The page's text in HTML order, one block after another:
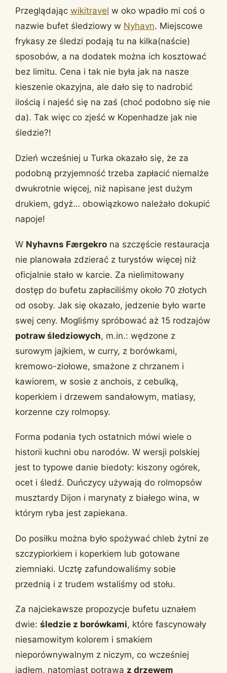
Przeglądając wikitravel w oko wpadło mi coś o
nazwie bufet śledziowy w Nyhavn. Miejscowe
frykasy ze śledzi podają tu na kilka(naście)
sposobów, a na dodatek można ich kosztować
bez limitu. Cena i tak nie była jak na nasze
kieszenie okazyjna, ale dało się to nadrobić
ilością i najeść się na zaś (choć podobno się nie
da). Tak więc co zjeść w Kopenhadze jak nie
śledzie?!
Dzień wcześniej u Turka okazało się, że za
podobną przyjemność trzeba zapłacić niemalże
dwukrotnie więcej, niż napisane jest dużym
drukiem, gdyż… obowiązkowo należało dokupić
napoje!
W Nyhavns Færgekro na szczęście restauracja
nie planowała zdzierać z turystów więcej niż
oficjalnie stało w karcie. Za nielimitowany
dostęp do bufetu zapłaciliśmy około 70 złotych
od osoby. Jak się okazało, jedzenie było warte
swej ceny. Mogliśmy spróbować aż 15 rodzajów
potraw śledziowych, m.in.: wędzone z
surowym jajkiem, w curry, z borówkami,
kremowo-ziołowe, smażone z chrzanem i
kawiorem, w sosie z anchois, z cebulką,
koperkiem i drzewem sandałowym, matiasy,
korzenne czy rolmopsy.
Forma podania tych ostatnich mówi wiele o
historii kuchni obu narodów. W wersji polskiej
jest to typowe danie biedoty: kiszony ogórek,
ocet i śledź. Duńczycy używają do rolmopsów
musztardy Dijon i marynaty z białego wina, w
którym ryba jest zapiekana.
Do posiłku można było spożywać chleb żytni ze
szczypiorkiem i koperkiem lub gotowane
ziemniaki. Ucztę zafundowaliśmy sobie
przednią i z trudem wstaliśmy od stołu.
Za najciekawsze propozycje bufetu uznałem
dwie: śledzie z borówkami, które fascynowały
niesamowitym kolorem i smakiem
nieporównywalnym z niczym, co wcześniej
jadłem, natomiast potrawa z drzewem